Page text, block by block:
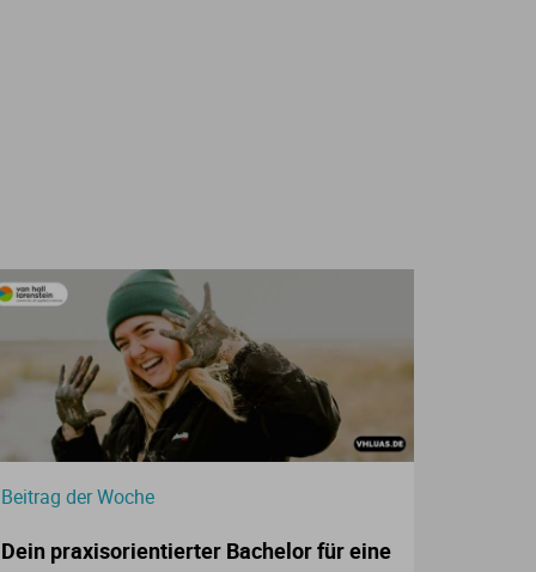
Beitrag der Woche
Dein praxisorientierter Bachelor für eine